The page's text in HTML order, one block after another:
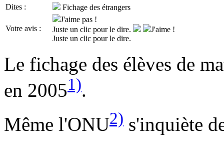
Dites :
Fichage des étrangers
Votre avis :
J'aime pas !
Juste un clic pour le dire.
J'aime !
Juste un clic pour le dire.
Le fichage des élèves de
en 20051).
Même l'ONU2) s'inquiète